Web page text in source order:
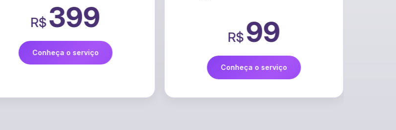
R$399
Conheça o serviço
R$99
Conheça o serviço